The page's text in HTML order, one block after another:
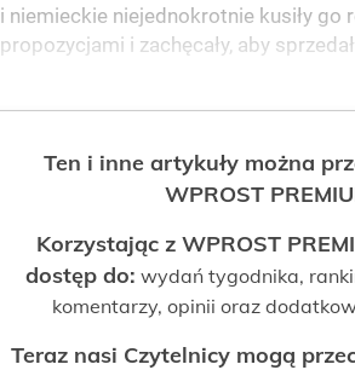
i niemieckie niejednokrotnie kusiły go
propozycjami i zachęcały, aby
Ten i inne artykuły można
WPROST
Korzystając z WPROST
dostęp do: wydań tygodnika,
komentarzy, opinii oraz
Teraz nasi Czytelnicy mogą